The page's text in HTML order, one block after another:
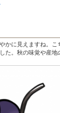
かに見えますね。
た。秋の味覚や産